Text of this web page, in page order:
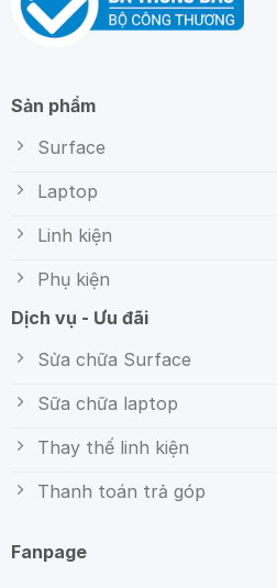
Sản phẩm
Surface
Laptop
Linh kiện
Phụ kiện
Dịch vụ - Ưu đãi
Sửa chữa Surface
Sữa chữa laptop
Thay thế linh kiện
Thanh toán trả góp
Fanpage